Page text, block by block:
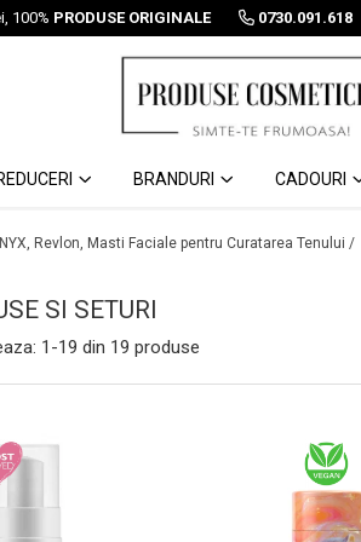
100% PRODUSE ORIGINALE 0730.091.618
BRANDURI CADOURI
Revlon, Masti Faciale pentru Curatarea Tenului /
SI SETURI
1-19 din 19 produse